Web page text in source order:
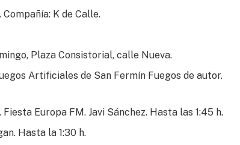
K de Calle.
Plaza Consistorial, calle Nueva.
Artificiales de San Fermín Fuegos de autor.
Europa FM. Javi Sánchez. Hasta las 1:45 h.
Hasta la 1:30 h.